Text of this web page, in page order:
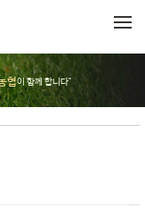
협이 함께 합니다"